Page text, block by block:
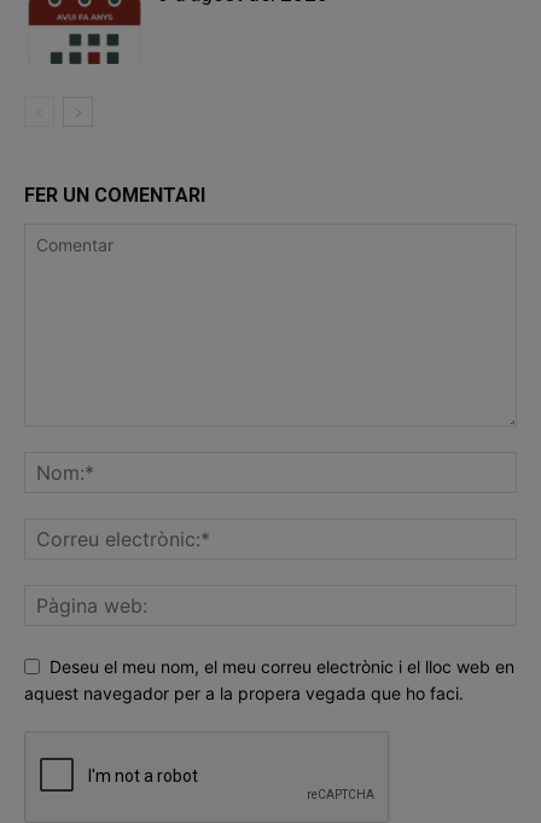
FER UN COMENTARI
Deseu el meu nom, el meu correu electrònic i el lloc web en
aquest navegador per a la propera vegada que ho faci.